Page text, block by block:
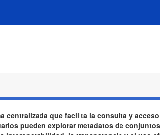
centralizada que facilita la consulta y
pueden explorar metadatos de